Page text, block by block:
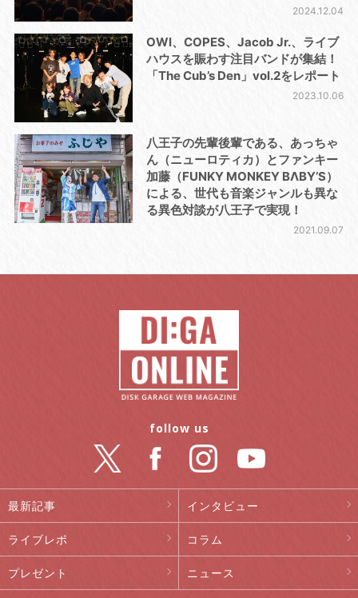
2024.12.04
OWl、COPES、Jacob Jr.、ライブ
ハウスを賑わす注目バンドが集結！
「The Cub’s Den」vol.2をレポート
2023.10.06
八王子の先輩後輩である、あっちゃ
ん（ニューロティカ）とファンキー
加藤（FUNKY MONKEY BΛBY’S）
による、世代も音楽ジャンルも異な
る異色対談が八王子で実現！
2021.09.07
最新記事 インタビュー
ライブレポ コラム
プレゼント ニュース
follow us